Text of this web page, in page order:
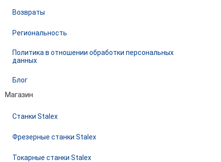
Возвраты
Региональность
Политика в отношении обработки персональных
данных
Блог
Магазин
Станки Stalex
Фрезерные станки Stalex
Токарные станки Stalex